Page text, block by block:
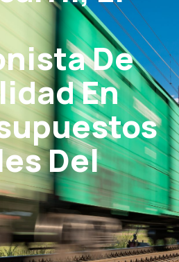
De
En
Del